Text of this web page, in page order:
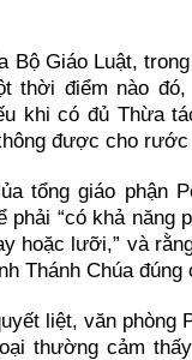
Bộ Giáo Luật,
thời điểm nào
khi có đủ Thừa
được cho rước
tổng giáo phận
phải “có khả năng
hoặc lưỡi,” và
Thánh Chúa
liệt, văn phòng
thường cảm